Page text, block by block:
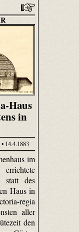
Haus
in
• 14.4.1883
im
statt des
Haus in
regia
aller
den